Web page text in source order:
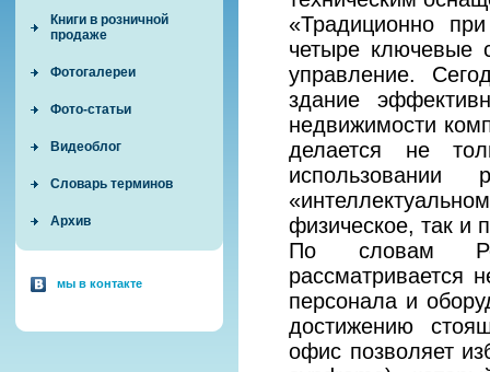
Книги в розничной
продаже
Фотогалереи
Фото-статьи
Видеоблог
Словарь терминов
Архив
мы в контакте
«Традиционно
четыре ключевые
управление.
здание
недвижимости
делается не
использовании
физическое, так и
По словам
рассматривается
персонала и
достижению
офис позволяет